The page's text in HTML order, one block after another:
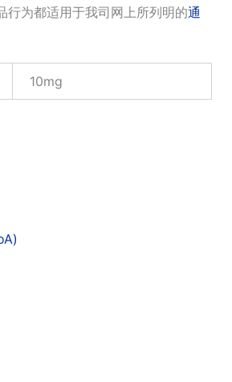
行为都适用于我司网上所列明的通
10mg